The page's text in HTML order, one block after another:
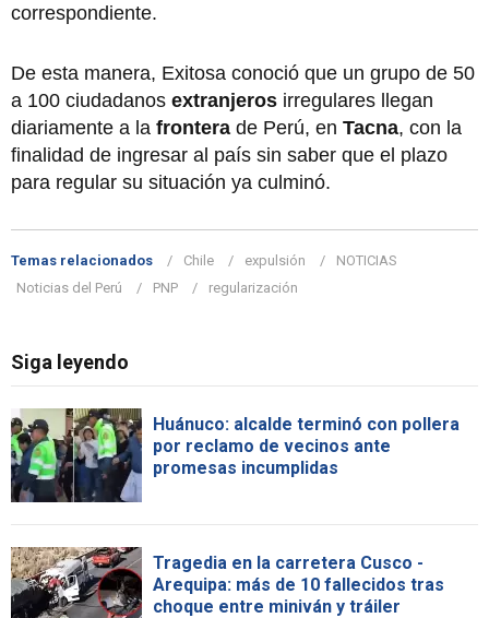
correspondiente.
De esta manera, Exitosa conoció que un grupo de 50
a 100 ciudadanos extranjeros irregulares llegan
diariamente a la frontera de Perú, en Tacna, con la
finalidad de ingresar al país sin saber que el plazo
para regular su situación ya culminó.
Temas relacionados Chile expulsión
NOTICIAS
Noticias del Perú
PNP regularización
Siga leyendo
Huánuco: alcalde terminó con pollera
por reclamo de vecinos ante
promesas incumplidas
Tragedia en la carretera Cusco -
Arequipa: más de 10 fallecidos tras
choque entre miniván y tráiler